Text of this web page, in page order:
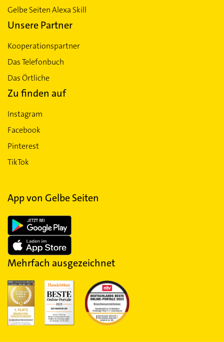
Gelbe Seiten Alexa Skill
Unsere Partner
Kooperationspartner
Das Telefonbuch
Das Örtliche
Zu finden auf
Instagram
Facebook
Pinterest
TikTok
App von Gelbe Seiten
Mehrfach ausgezeichnet